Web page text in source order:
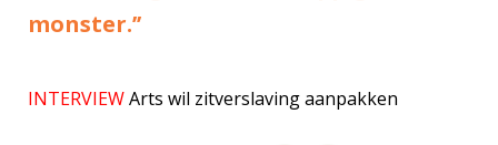
monster.’’
INTERVIEWArts wil zitverslaving aanpakken